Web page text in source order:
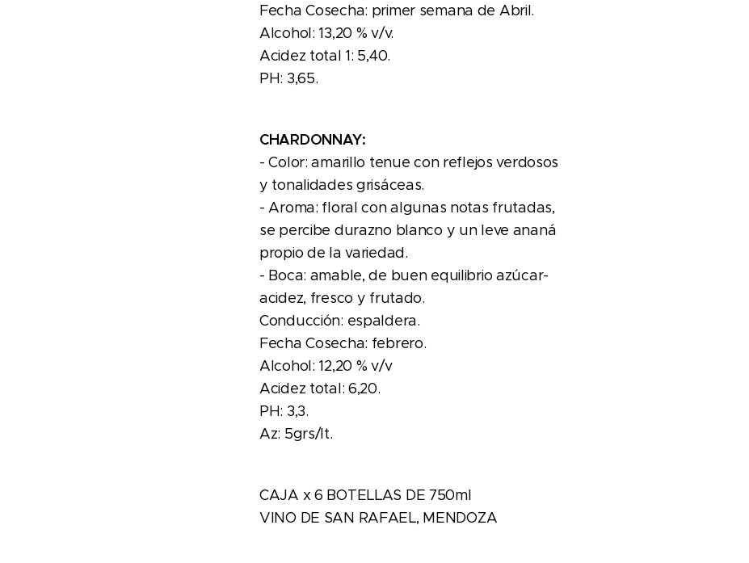
Fecha Cosecha: primer semana de Abril.
Alcohol: 13,20 % v/v.
Acidez total 1: 5,40.
PH: 3,65.
CHARDONNAY:
- Color: amarillo tenue con reflejos verdosos
y tonalidades grisáceas.
- Aroma: floral con algunas notas frutadas,
se percibe durazno blanco y un leve ananá
propio de la variedad.
- Boca: amable, de buen equilibrio azúcar-
acidez, fresco y frutado.
Conducción: espaldera.
Fecha Cosecha: febrero.
Alcohol: 12,20 % v/v
Acidez total: 6,20.
PH: 3,3.
Az: 5grs/lt.
CAJA x 6 BOTELLAS DE 750ml
VINO DE SAN RAFAEL, MENDOZA